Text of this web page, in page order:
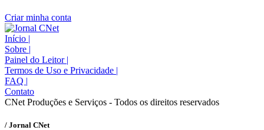
Criar minha conta
Início |
Sobre |
Painel do Leitor |
Termos de Uso e Privacidade |
FAQ |
Contato
CNet Produções e Serviços - Todos os direitos reservados
/ Jornal CNet